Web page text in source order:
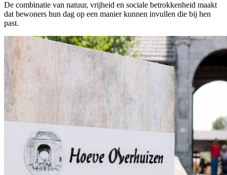
De combinatie van natuur, vrijheid en sociale betrokkenheid maakt
dat bewoners hun dag op een manier kunnen invullen die bij hen
past.